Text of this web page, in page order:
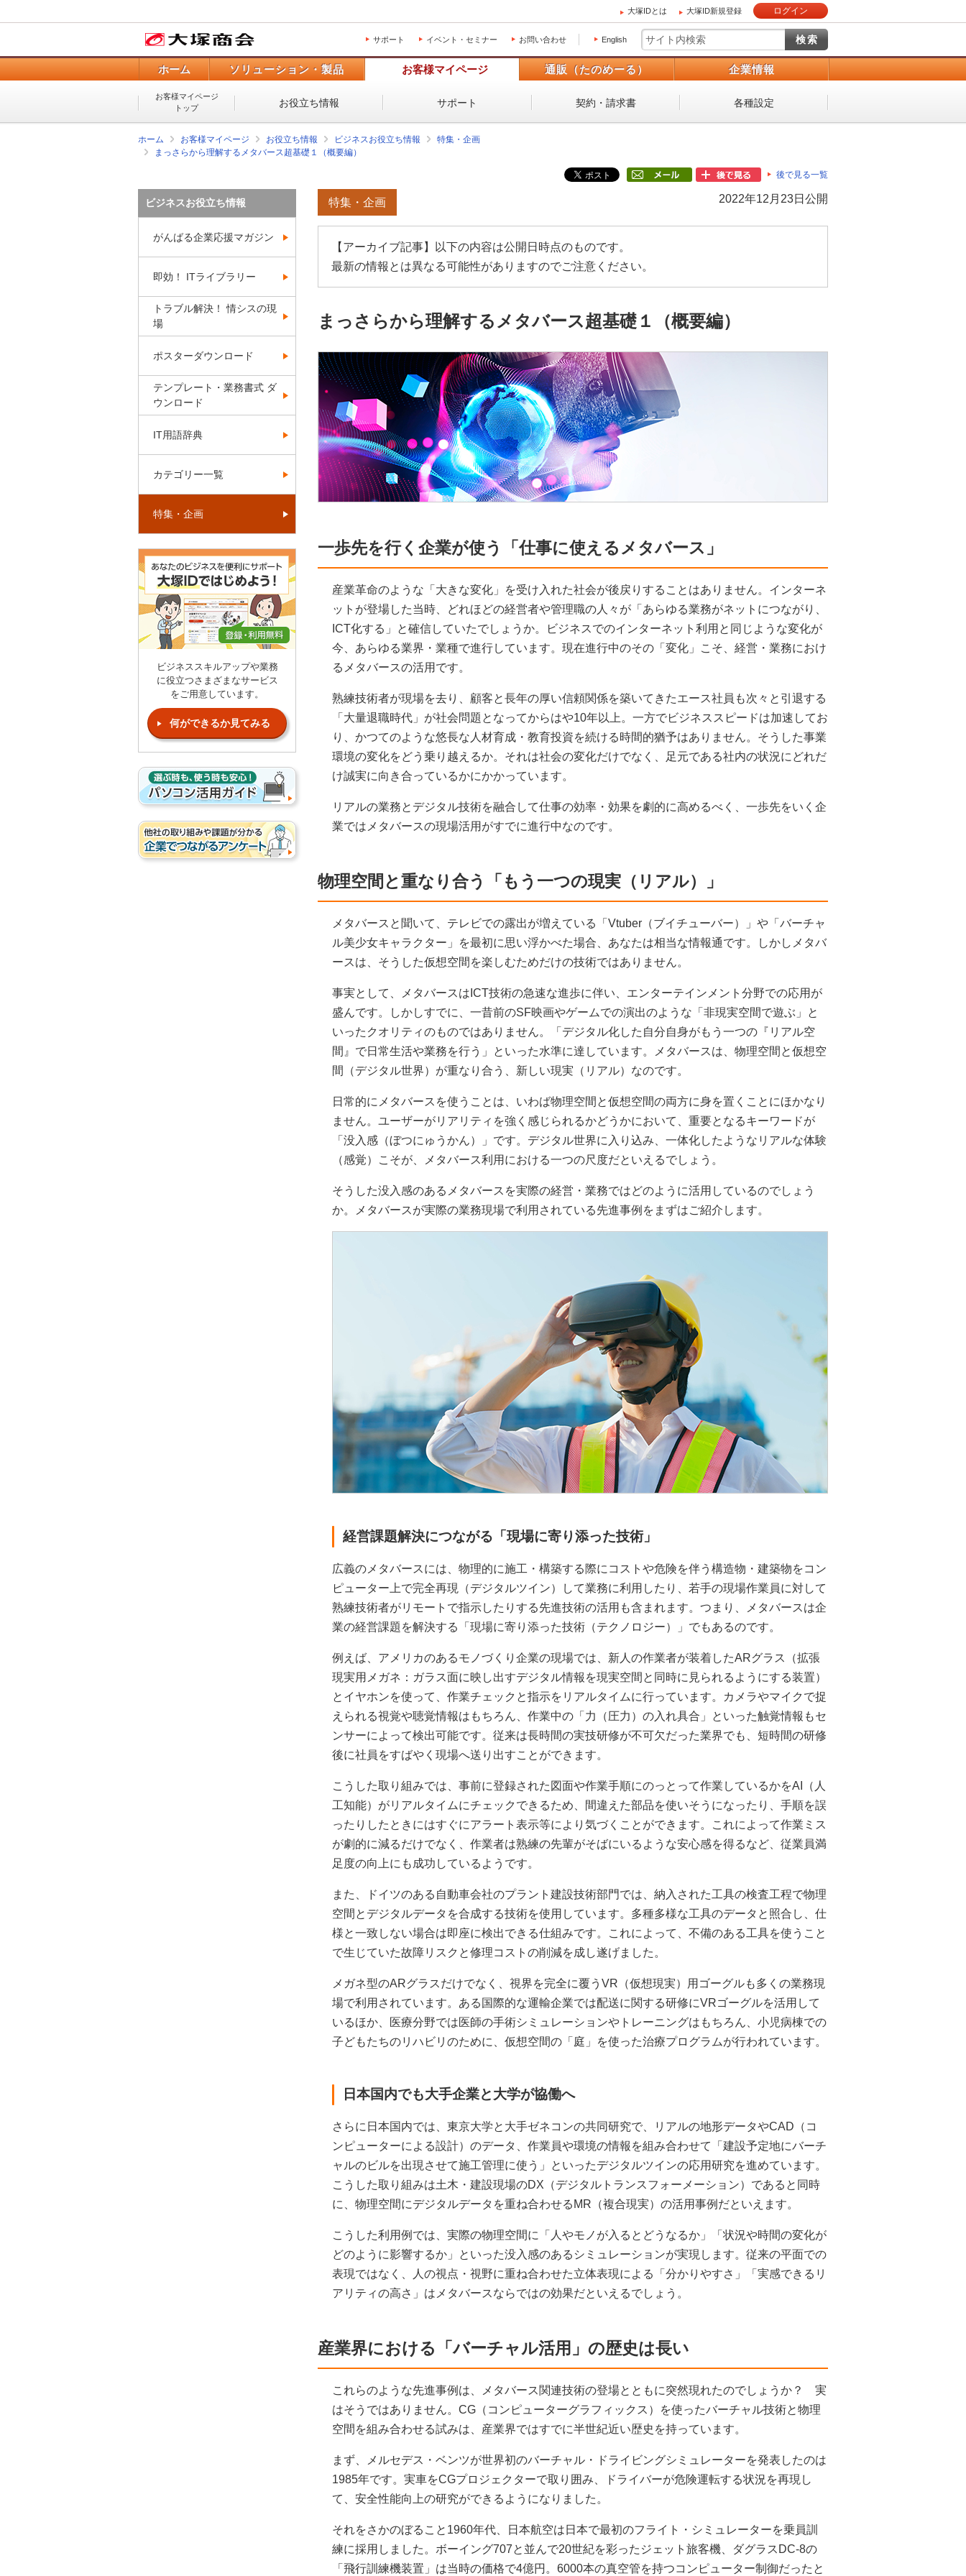
大塚IDとは 大塚ID新規登録 ログイン
サポート イベント・セミナー お問い合わせ English
ホーム ソリューション・製品 お客様マイページ 通販（たのめーる） 企業情報
お客様マイページ
トップ
お役立ち情報 サポート 契約・請求書 各種設定
ホーム お客様マイページ お役立ち情報 ビジネスお役立ち情報
特集・企画
まっさらから理解するメタバース超基礎１（概要編）
後で見る一覧
2022年12月23日公開
特集・企画
【アーカイブ記事】以下の内容は公開日時点のものです。
最新の情報とは異なる可能性がありますのでご注意ください。
まっさらから理解するメタバース超基礎１（概要編）
一歩先を行く企業が使う「仕事に使えるメタバース」
産業革命のような「大きな変化」を受け入れた社会が後戻りすることはありません。インターネ
ットが登場した当時、どれほどの経営者や管理職の人々が「あらゆる業務がネットにつながり、
ICT化する」と確信していたでしょうか。ビジネスでのインターネット利用と同じような変化が
今、あらゆる業界・業種で進行しています。現在進行中のその「変化」こそ、経営・業務におけ
るメタバースの活用です。
熟練技術者が現場を去り、顧客と長年の厚い信頼関係を築いてきたエース社員も次々と引退する
「大量退職時代」が社会問題となってからはや10年以上。一方でビジネススピードは加速してお
り、かつてのような悠長な人材育成・教育投資を続ける時間的猶予はありません。そうした事業
環境の変化をどう乗り越えるか。それは社会の変化だけでなく、足元である社内の状況にどれだ
け誠実に向き合っているかにかかっています。
リアルの業務とデジタル技術を融合して仕事の効率・効果を劇的に高めるべく、一歩先をいく企
業ではメタバースの現場活用がすでに進行中なのです。
物理空間と重なり合う「もう一つの現実（リアル）」
メタバースと聞いて、テレビでの露出が増えている「Vtuber（ブイチューバー）」や「バーチャ
ル美少女キャラクター」を最初に思い浮かべた場合、あなたは相当な情報通です。しかしメタバ
ースは、そうした仮想空間を楽しむためだけの技術ではありません。
事実として、メタバースはICT技術の急速な進歩に伴い、エンターテインメント分野での応用が
盛んです。しかしすでに、一昔前のSF映画やゲームでの演出のような「非現実空間で遊ぶ」と
いったクオリティのものではありません。「デジタル化した自分自身がもう一つの『リアル空
間』で日常生活や業務を行う」といった水準に達しています。メタバースは、物理空間と仮想空
間（デジタル世界）が重なり合う、新しい現実（リアル）なのです。
日常的にメタバースを使うことは、いわば物理空間と仮想空間の両方に身を置くことにほかなり
ません。ユーザーがリアリティを強く感じられるかどうかにおいて、重要となるキーワードが
「没入感（ぼつにゅうかん）」です。デジタル世界に入り込み、一体化したようなリアルな体験
（感覚）こそが、メタバース利用における一つの尺度だといえるでしょう。
そうした没入感のあるメタバースを実際の経営・業務ではどのように活用しているのでしょう
か。メタバースが実際の業務現場で利用されている先進事例をまずはご紹介します。
経営課題解決につながる「現場に寄り添った技術」
広義のメタバースには、物理的に施工・構築する際にコストや危険を伴う構造物・建築物をコン
ピューター上で完全再現（デジタルツイン）して業務に利用したり、若手の現場作業員に対して
熟練技術者がリモートで指示したりする先進技術の活用も含まれます。つまり、メタバースは企
業の経営課題を解決する「現場に寄り添った技術（テクノロジー）」でもあるのです。
例えば、アメリカのあるモノづくり企業の現場では、新人の作業者が装着したARグラス（拡張
現実用メガネ：ガラス面に映し出すデジタル情報を現実空間と同時に見られるようにする装置）
とイヤホンを使って、作業チェックと指示をリアルタイムに行っています。カメラやマイクで捉
えられる視覚や聴覚情報はもちろん、作業中の「力（圧力）の入れ具合」といった触覚情報もセ
ンサーによって検出可能です。従来は長時間の実技研修が不可欠だった業界でも、短時間の研修
後に社員をすばやく現場へ送り出すことができます。
こうした取り組みでは、事前に登録された図面や作業手順にのっとって作業しているかをAI（人
工知能）がリアルタイムにチェックできるため、間違えた部品を使いそうになったり、手順を誤
ったりしたときにはすぐにアラート表示等により気づくことができます。これによって作業ミス
が劇的に減るだけでなく、作業者は熟練の先輩がそばにいるような安心感を得るなど、従業員満
足度の向上にも成功しているようです。
また、ドイツのある自動車会社のプラント建設技術部門では、納入された工具の検査工程で物理
空間とデジタルデータを合成する技術を使用しています。多種多様な工具のデータと照合し、仕
様と一致しない場合は即座に検出できる仕組みです。これによって、不備のある工具を使うこと
で生じていた故障リスクと修理コストの削減を成し遂げました。
メガネ型のARグラスだけでなく、視界を完全に覆うVR（仮想現実）用ゴーグルも多くの業務現
場で利用されています。ある国際的な運輸企業では配送に関する研修にVRゴーグルを活用して
いるほか、医療分野では医師の手術シミュレーションやトレーニングはもちろん、小児病棟での
子どもたちのリハビリのために、仮想空間の「庭」を使った治療プログラムが行われています。
日本国内でも大手企業と大学が協働へ
さらに日本国内では、東京大学と大手ゼネコンの共同研究で、リアルの地形データやCAD（コ
ンピューターによる設計）のデータ、作業員や環境の情報を組み合わせて「建設予定地にバーチ
ャルのビルを出現させて施工管理に使う」といったデジタルツインの応用研究を進めています。
こうした取り組みは土木・建設現場のDX（デジタルトランスフォーメーション）であると同時
に、物理空間にデジタルデータを重ね合わせるMR（複合現実）の活用事例だといえます。
こうした利用例では、実際の物理空間に「人やモノが入るとどうなるか」「状況や時間の変化が
どのように影響するか」といった没入感のあるシミュレーションが実現します。従来の平面での
表現ではなく、人の視点・視野に重ね合わせた立体表現による「分かりやすさ」「実感できるリ
アリティの高さ」はメタバースならではの効果だといえるでしょう。
産業界における「バーチャル活用」の歴史は長い
これらのような先進事例は、メタバース関連技術の登場とともに突然現れたのでしょうか？ 実
はそうではありません。CG（コンピューターグラフィックス）を使ったバーチャル技術と物理
空間を組み合わせる試みは、産業界ではすでに半世紀近い歴史を持っています。
まず、メルセデス・ベンツが世界初のバーチャル・ドライビングシミュレーターを発表したのは
1985年です。実車をCGプロジェクターで取り囲み、ドライバーが危険運転する状況を再現し
て、安全性能向上の研究ができるようになりました。
それをさかのぼること1960年代、日本航空は日本で最初のフライト・シミュレーターを乗員訓
練に採用しました。ボーイング707と並んで20世紀を彩ったジェット旅客機、ダグラスDC-8の
「飛行訓練機装置」は当時の価格で4億円。6000本の真空管を持つコンピューター制御だったと
ビジネスお役立ち情報
がんばる企業応援マガジン
即効！ ITライブラリー
トラブル解決！ 情シスの現
場
ポスターダウンロード
テンプレート・業務書式 ダ
ウンロード
IT用語辞典
カテゴリー一覧
特集・企画
ビジネススキルアップや業務
に役立つさまざまなサービス
をご用意しています。
何ができるか見てみる